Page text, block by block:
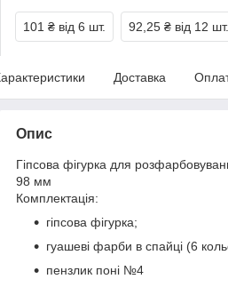
101 ₴ від 6 шт. 92,25 ₴ від 12 шт.
Доставка
Опис
Гіпсова фігурка для
98 мм
Комплектація:
гіпсова фігурка;
гуашеві фарби в спайці (6
пензлик поні №4